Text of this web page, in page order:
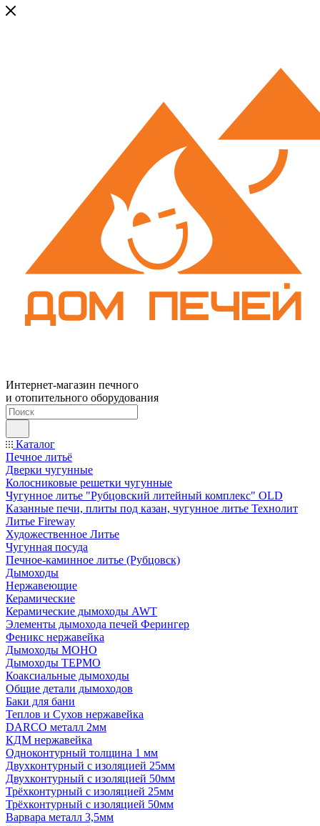
Интернет-магазин печного
и отопительного оборудования
Каталог
Печное литьё
Дверки чугунные
Колосниковые решетки чугунные
Чугунное литье "Рубцовский литейный комплекс" OLD
Казанные печи, плиты под казан, чугунное литье Технолит
Литье Fireway
Художественное Литье
Чугунная посуда
Печное-каминное литье (Рубцовск)
Дымоходы
Нержавеющие
Керамические
Керамические дымоходы AWT
Элементы дымохода печей Ферингер
Феникс нержавейка
Дымоходы МОНО
Дымоходы ТЕРМО
Коаксиальные дымоходы
Общие детали дымоходов
Баки для бани
Теплов и Сухов нержавейка
DARCO металл 2мм
КДМ нержавейка
Одноконтурный толщина 1 мм
Двухконтурный с изоляцией 25мм
Двухконтурный с изоляцией 50мм
Трёхконтурный с изоляцией 25мм
Трёхконтурный с изоляцией 50мм
Варвара металл 3,5мм